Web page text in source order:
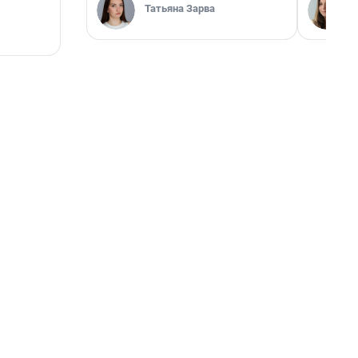
Татьяна Зарва